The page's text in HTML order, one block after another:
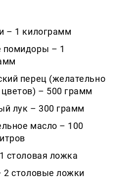
– 1 килограмм
помидоры – 1
перец (желательно
– 500 грамм
лук – 300 грамм
масло – 100
столовая ложка
2 столовые ложки